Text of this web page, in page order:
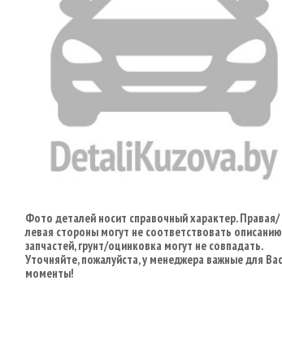
Фото деталей носит справочный характер. Правая/
левая стороны могут не соответствовать описанию
запчастей, грунт/оцинковка могут не совпадать.
Уточняйте, пожалуйста, у менеджера важные для Вас
моменты!